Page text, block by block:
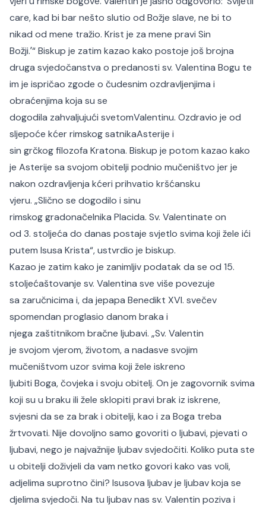
care, kad bi bar nešto slutio od Božje slave, ne bi to
nikad od mene tražio. Krist je za mene pravi Sin
Božji.ʼ“ Biskup je zatim kazao kako postoje još brojna
druga svjedočanstva o predanosti sv. Valentina Bogu te
im je ispričao zgode o čudesnim ozdravljenjima i
obraćenjima koja su se
dogodila zahvaljujući svetomValentinu. Ozdravio je od
sljepoće kćer rimskog satnikaAsterije i
sin grčkog filozofa Kratona. Biskup je potom kazao kako
je Asterije sa svojom obitelji podnio mučeništvo jer je
nakon ozdravljenja kćeri prihvatio kršćansku
vjeru. „Slično se dogodilo i sinu
rimskog gradonačelnika Placida. Sv. Valentinate on
od 3. stoljeća do danas postaje svjetlo svima koji žele ići
putem Isusa Krista“, ustvrdio je biskup.
Kazao je zatim kako je zanimljiv podatak da se od 15.
stoljećaštovanje sv. Valentina sve više povezuje
sa zaručnicima i, da jepapa Benedikt XVI. svečev
spomendan proglasio danom braka i
njega zaštitnikom bračne ljubavi. „Sv. Valentin
je svojom vjerom, životom, a nadasve svojim
mučeništvom uzor svima koji žele iskreno
ljubiti Boga, čovjeka i svoju obitelj. On je zagovornik svima
koji su u braku ili žele sklopiti pravi brak iz iskrene,
svjesni da se za brak i obitelji, kao i za Boga treba
žrtvovati. Nije dovoljno samo govoriti o ljubavi, pjevati o
ljubavi, nego je najvažnije ljubav svjedočiti. Koliko puta ste
u obitelji doživjeli da vam netko govori kako vas voli,
adjelima suprotno čini? Isusova ljubav je ljubav koja se
djelima svjedoči. Na tu ljubav nas sv. Valentin poziva i